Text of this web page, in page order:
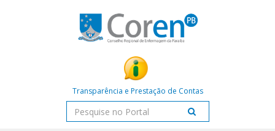
Transparência e Prestação de Contas